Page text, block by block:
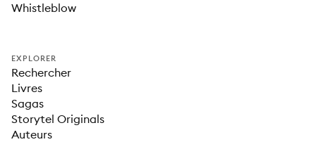
Whistleblow
EXPLORER
Rechercher
Livres
Sagas
Storytel Originals
Auteurs